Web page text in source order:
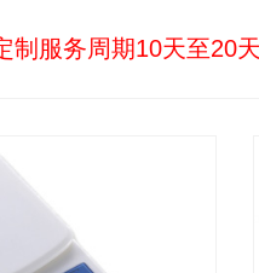
制服务周期10天至20